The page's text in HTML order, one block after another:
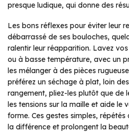
presque ludique, qui donne des
Les bons réflexes pour éviter leur
débarrassé de ses bouloches,
ralentir leur réapparition. Lavez vos
ou à basse température, avec un
les mélanger à des pièces
préférez un séchage à plat, loin
rangement, pliez-les plutôt que de
les tensions sur la maille et aide le
forme. Ces gestes simples,
la différence et prolongent la